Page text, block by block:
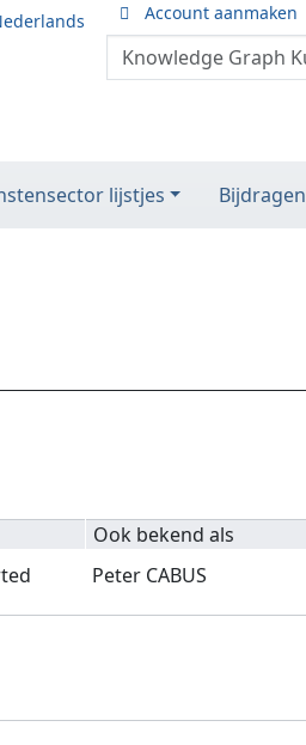
Account aanmaken
lijstjes Bijdragen
Ook bekend als
Peter CABUS